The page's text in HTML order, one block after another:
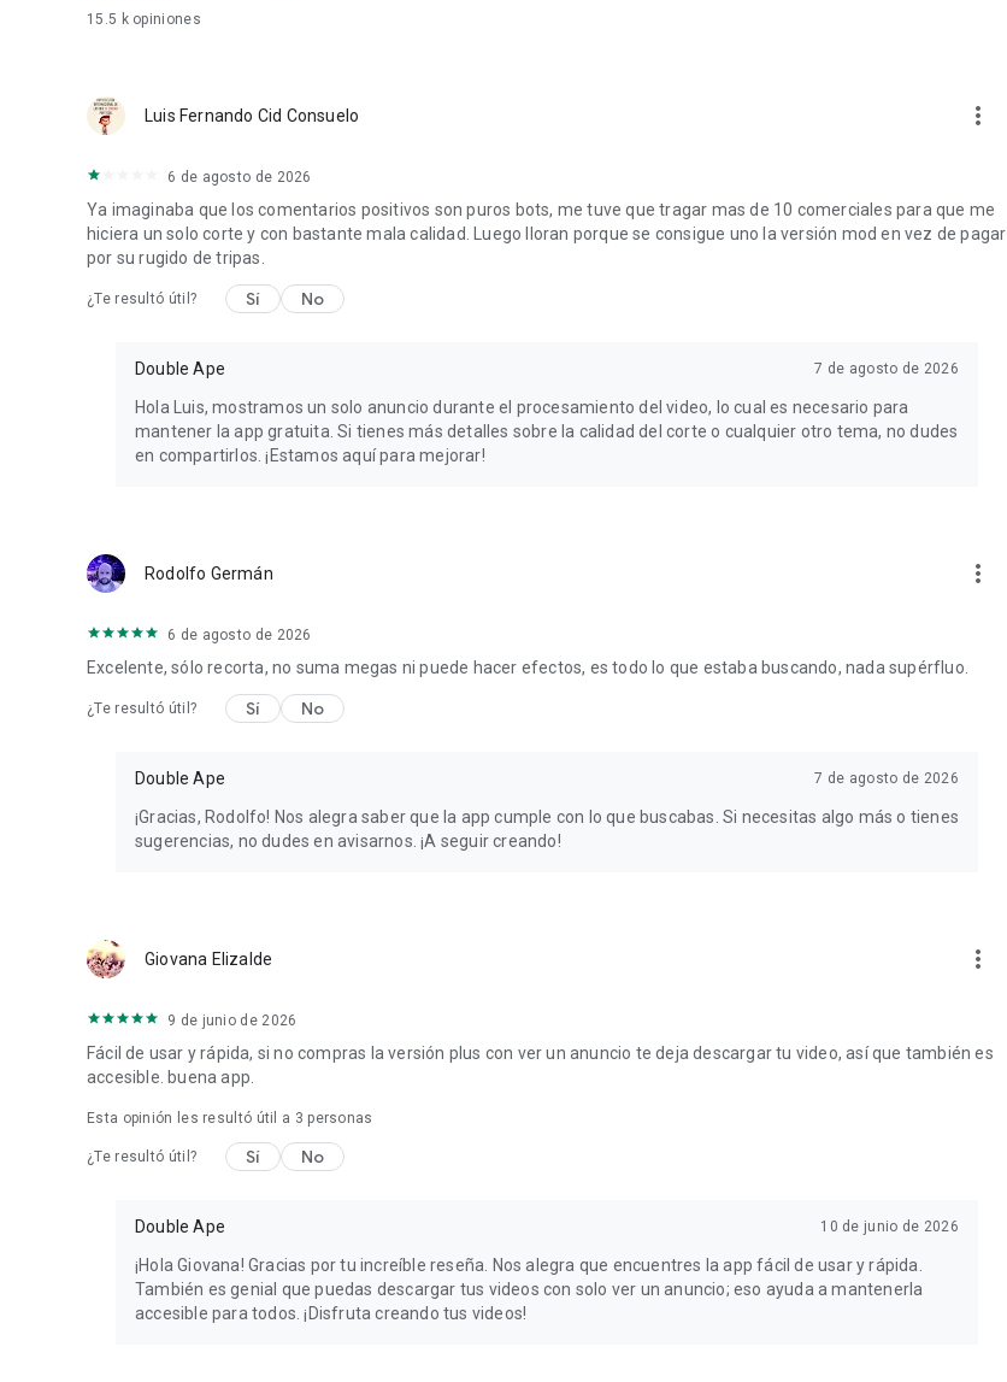
15.5 kopiniones
Luis Fernando Cid Consuelo more_vert
6 de agosto de 2026
Ya imaginaba que los comentarios positivos son puros bots, me tuve que tragar mas de 10 comerciales para que me
hiciera un solo corte y con bastante mala calidad. Luego lloran porque se consigue uno la versión mod en vez de pagar
por su rugido de tripas.
¿Te resultó útil? Sí No
Double Ape 7 de agosto de 2026
Hola Luis, mostramos un solo anuncio durante el procesamiento del video, lo cual es necesario para
mantener la app gratuita. Si tienes más detalles sobre la calidad del corte o cualquier otro tema, no dudes
en compartirlos. ¡Estamos aquí para mejorar!
Rodolfo Germán more_vert
6 de agosto de 2026
Excelente, sólo recorta, no suma megas ni puede hacer efectos, es todo lo que estaba buscando, nada supérfluo.
¿Te resultó útil? Sí No
Double Ape 7 de agosto de 2026
¡Gracias, Rodolfo! Nos alegra saber que la app cumple con lo que buscabas. Si necesitas algo más o tienes
sugerencias, no dudes en avisarnos. ¡A seguir creando!
Giovana Elizalde more_vert
9 de junio de 2026
Fácil de usar y rápida, si no compras la versión plus con ver un anuncio te deja descargar tu video, así que también es
accesible. buena app.
Esta opinión les resultó útil a 3 personas
¿Te resultó útil? Sí No
Double Ape 10 de junio de 2026
¡Hola Giovana! Gracias por tu increíble reseña. Nos alegra que encuentres la app fácil de usar y rápida.
También es genial que puedas descargar tus videos con solo ver un anuncio; eso ayuda a mantenerla
accesible para todos. ¡Disfruta creando tus videos!